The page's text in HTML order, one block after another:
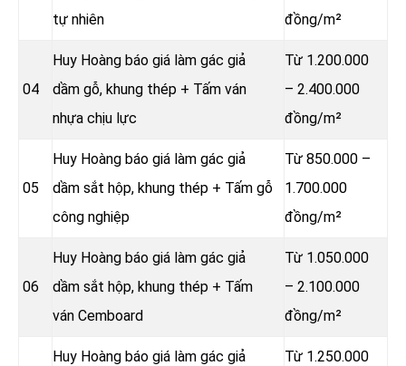
tự nhiên
đồng/m²
04
Huy Hoàng báo giá làm gác giả
dầm gỗ, khung thép + Tấm ván
nhựa chịu lực
Từ 1.200.000
– 2.400.000
đồng/m²
05
Huy Hoàng báo giá làm gác giả
dầm sắt hộp, khung thép + Tấm gỗ
công nghiệp
Từ 850.000 –
1.700.000
đồng/m²
06
Huy Hoàng báo giá làm gác giả
dầm sắt hộp, khung thép + Tấm
ván Cemboard
Từ 1.050.000
– 2.100.000
đồng/m²
Huy Hoàng báo giá làm gác giả
Từ 1.250.000